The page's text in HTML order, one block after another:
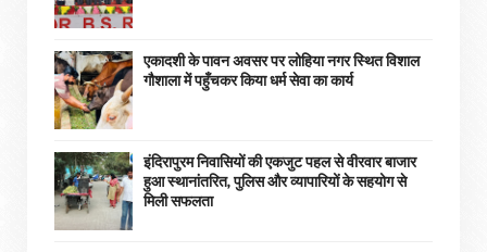
एकादशी के पावन अवसर पर लोहिया नगर स्थित विशाल
गौशाला में पहुँचकर किया धर्म सेवा का कार्य
इंदिरापुरम निवासियों की एकजुट पहल से वीरवार बाजार
हुआ स्थानांतरित, पुलिस और व्यापारियों के सहयोग से
मिली सफलता